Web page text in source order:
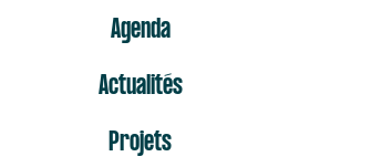
Agenda
Actualités
Projets